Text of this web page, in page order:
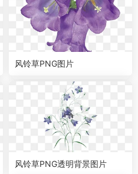
风铃草PNG图片
风铃草PNG透明背景图片